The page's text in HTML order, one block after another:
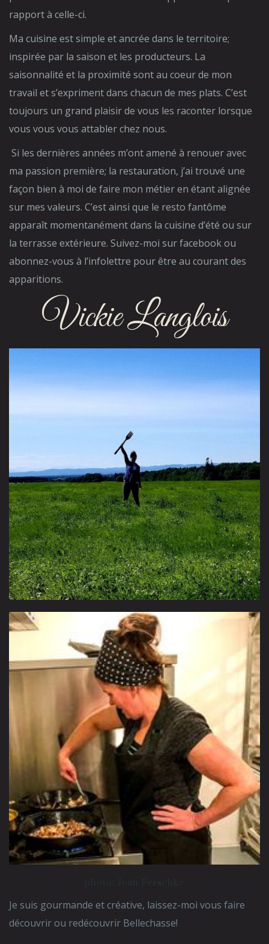
rapport à celle-ci.
Ma cuisine est simple et ancrée dans le territoire;
inspirée par la saison et les producteurs. La
saisonnalité et la proximité sont au coeur de mon
travail et s’expriment dans chacun de mes plats. C’est
toujours un grand plaisir de vous les raconter lorsque
vous vous vous attabler chez nous.
Si les dernières années m’ont amené à renouer avec
ma passion première; la restauration, j’ai trouvé une
façon bien à moi de faire mon métier en étant alignée
sur mes valeurs. C’est ainsi que le resto fantôme
apparaît momentanément dans la cuisine d’été ou sur
la terrasse extérieure. Suivez-moi sur facebook ou
abonnez-vous à l’infolettre pour être au courant des
apparitions.
Vickie Langlois
Je suis gourmande et créative, laissez-moi vous faire
découvrir ou redécouvrir Bellechasse!